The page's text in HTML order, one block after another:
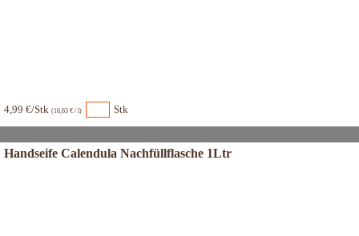
4,99 €/Stk (16,63 € / l) Stk
Handseife Calendula Nachfüllflasche 1Ltr